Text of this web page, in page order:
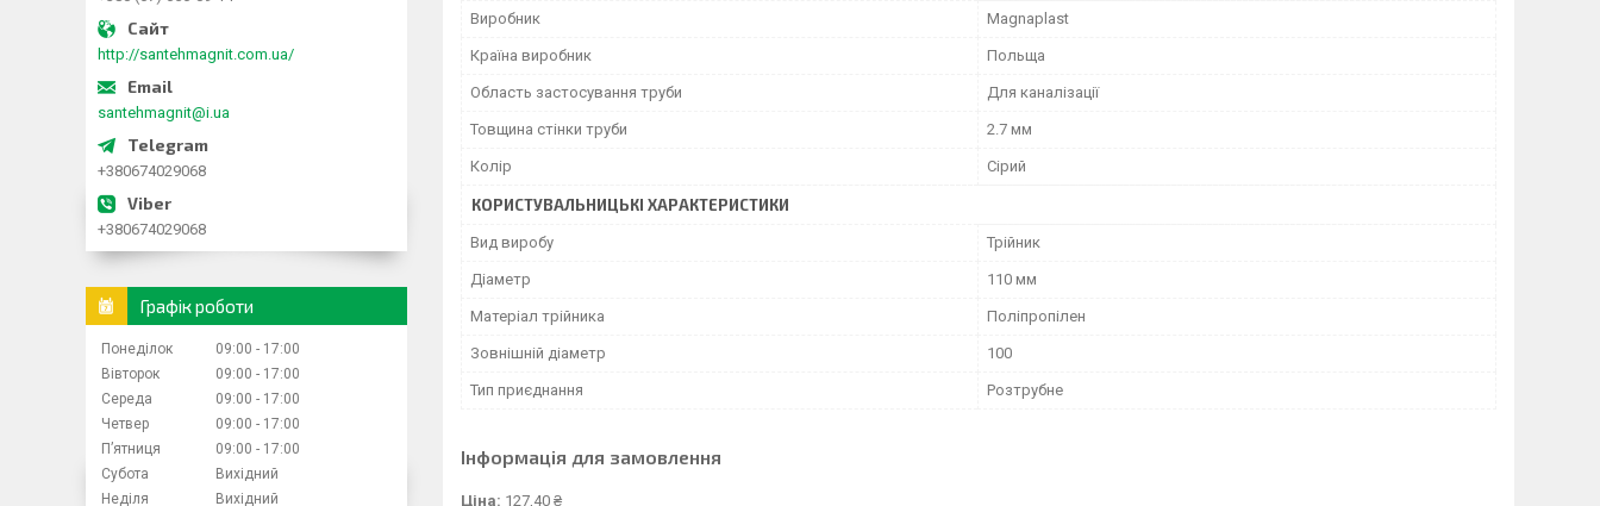
Виробник Magnaplast
Країна виробник Польща
Область застосування труби Для каналізації
Товщина стінки труби 2.7 мм
Колір Сірий
КОРИСТУВАЛЬНИЦЬКІ ХАРАКТЕРИСТИКИ
Вид виробу Трійник
Діаметр 110 мм
Матеріал трійника Поліпропілен
Зовнішній діаметр 100
Тип приєднання Розтрубне
Інформація для замовлення
Ціна: 127,40 ₴
http://santehmagnit.com.ua/
santehmagnit@i.ua
+380674029068
+380674029068
Графік роботи
Понеділок 09:00
17:00
Вівторок
09:00
17:00
Середа
09:00
17:00
Четвер
09:00
17:00
Пʼятниця
09:00
17:00
Субота
Вихідний
Неділя
Вихідний